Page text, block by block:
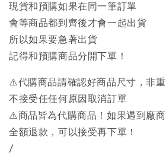
現貨和預購如果在同一筆訂單
會等商品都到齊後才會一起出貨
所以如果要急著出貨
記得和預購商品分開下單！
⚠️代購商品請確認好商品尺寸，非重
不接受任任何原因取消訂單
⚠️商品皆為代購商品！如果遇到廠
全額退款，可以接受再下單！
/